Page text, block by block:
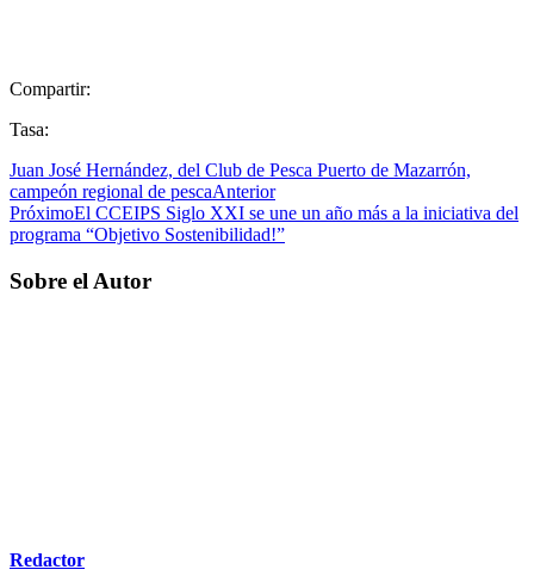
Compartir:
Tasa:
Juan José Hernández, del Club de Pesca Puerto de Mazarrón,
campeón regional de pescaAnterior
PróximoEl CCEIPS Siglo XXI se une un año más a la iniciativa del
programa “Objetivo Sostenibilidad!”
Sobre el Autor
Redactor